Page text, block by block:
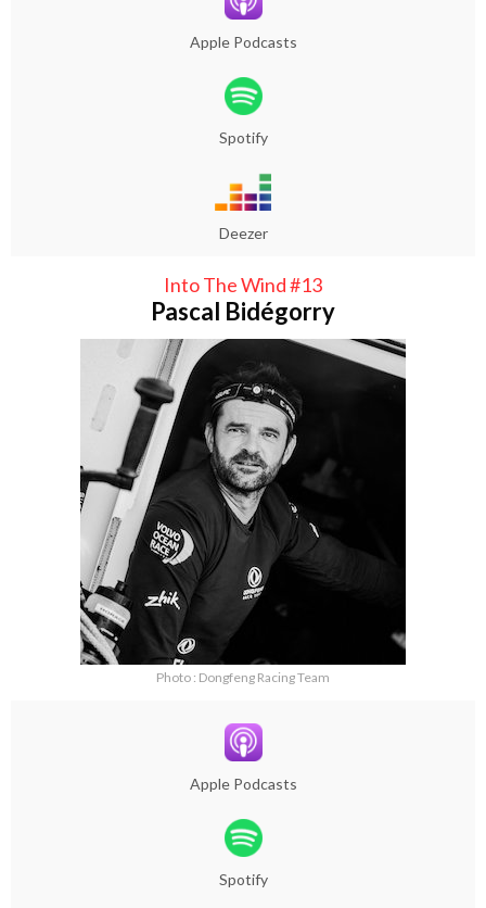
Apple Podcasts
Spotify
Deezer
Into The Wind #13
Pascal Bidégorry
Photo : Dongfeng Racing Team
Apple Podcasts
Spotify